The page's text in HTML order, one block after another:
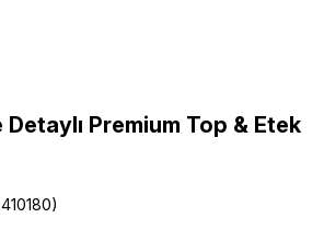
Premium Top & Etek